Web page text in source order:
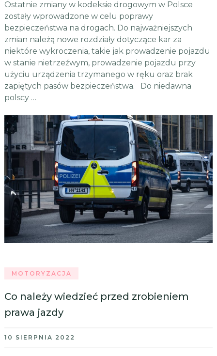
Ostatnie zmiany w kodeksie drogowym w Polsce
zostały wprowadzone w celu poprawy
bezpieczeństwa na drogach. Do najważniejszych
zmian należą nowe rozdziały dotyczące kar za
niektóre wykroczenia, takie jak prowadzenie pojazdu
w stanie nietrzeźwym, prowadzenie pojazdu przy
użyciu urządzenia trzymanego w ręku oraz brak
zapiętych pasów bezpieczeństwa. Do niedawna
polscy …
MOTORYZACJA
Co należy wiedzieć przed zrobieniem
prawa jazdy
10 SIERPNIA 2022